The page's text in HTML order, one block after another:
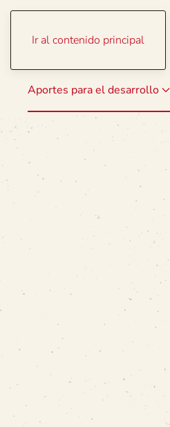
Ir al contenido principal
Aportes para el desarrollo